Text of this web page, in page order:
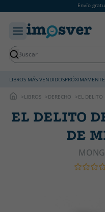
Envío
LIBROS MÁS VENDIDOSPRÓXIMAMENTE
LIBROS DERECHO EL DELITO
EL DELITO
DE